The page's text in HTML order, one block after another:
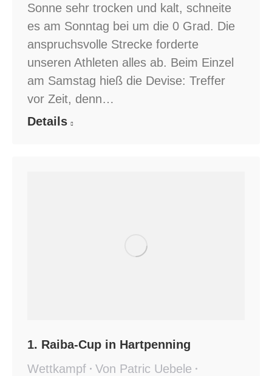
Sonne sehr trocken und kalt, schneite
es am Sonntag bei um die 0 Grad. Die
anspruchsvolle Strecke forderte
unseren Athleten alles ab. Beim Einzel
am Samstag hieß die Devise: Treffer
vor Zeit, denn…
Details
1. Raiba-Cup in Hartpenning
Wettkampf
Von Patric Uebele